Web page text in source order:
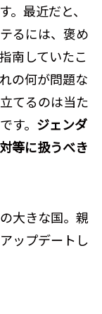
最近だと、
るには、褒め
南していたこ
の何が問題な
てるのは当た
す。 ジェンダ
等に扱うべき
大きな国。親
ップデートし